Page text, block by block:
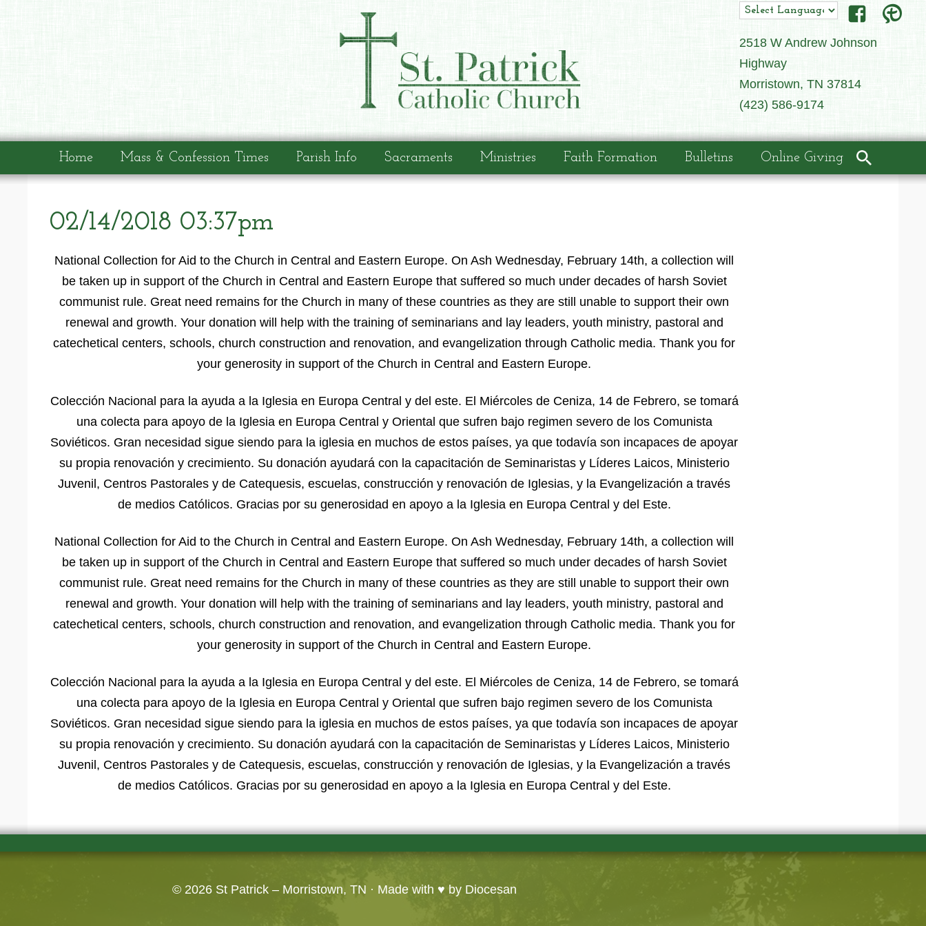
2518 W Andrew Johnson
Highway
Morristown, TN 37814
(423) 586-9174
Home Mass & Confession Times Parish Info Sacraments Ministries Faith Formation Bulletins Online Giving
02/14/2018 03:37pm
National Collection for Aid to the Church in Central and Eastern Europe. On Ash Wednesday, February 14th, a collection will
be taken up in support of the Church in Central and Eastern Europe that suffered so much under decades of harsh Soviet
communist rule. Great need remains for the Church in many of these countries as they are still unable to support their own
renewal and growth. Your donation will help with the training of seminarians and lay leaders, youth ministry, pastoral and
catechetical centers, schools, church construction and renovation, and evangelization through Catholic media. Thank you for
your generosity in support of the Church in Central and Eastern Europe.
Colección Nacional para la ayuda a la Iglesia en Europa Central y del este. El Miércoles de Ceniza, 14 de Febrero, se tomará
una colecta para apoyo de la Iglesia en Europa Central y Oriental que sufren bajo regimen severo de los Comunista
Soviéticos. Gran necesidad sigue siendo para la iglesia en muchos de estos países, ya que todavía son incapaces de apoyar
su propia renovación y crecimiento. Su donación ayudará con la capacitación de Seminaristas y Líderes Laicos, Ministerio
Juvenil, Centros Pastorales y de Catequesis, escuelas, construcción y renovación de Iglesias, y la Evangelización a través
de medios Católicos. Gracias por su generosidad en apoyo a la Iglesia en Europa Central y del Este.
National Collection for Aid to the Church in Central and Eastern Europe. On Ash Wednesday, February 14th, a collection will
be taken up in support of the Church in Central and Eastern Europe that suffered so much under decades of harsh Soviet
communist rule. Great need remains for the Church in many of these countries as they are still unable to support their own
renewal and growth. Your donation will help with the training of seminarians and lay leaders, youth ministry, pastoral and
catechetical centers, schools, church construction and renovation, and evangelization through Catholic media. Thank you for
your generosity in support of the Church in Central and Eastern Europe.
Colección Nacional para la ayuda a la Iglesia en Europa Central y del este. El Miércoles de Ceniza, 14 de Febrero, se tomará
una colecta para apoyo de la Iglesia en Europa Central y Oriental que sufren bajo regimen severo de los Comunista
Soviéticos. Gran necesidad sigue siendo para la iglesia en muchos de estos países, ya que todavía son incapaces de apoyar
su propia renovación y crecimiento. Su donación ayudará con la capacitación de Seminaristas y Líderes Laicos, Ministerio
Juvenil, Centros Pastorales y de Catequesis, escuelas, construcción y renovación de Iglesias, y la Evangelización a través
de medios Católicos. Gracias por su generosidad en apoyo a la Iglesia en Europa Central y del Este.
© 2026 St Patrick – Morristown, TN · Made with ♥ by Diocesan